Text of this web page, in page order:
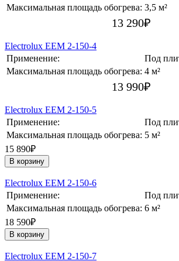
Максимальная площадь обогрева: 3,5 м²
13 290₽
Electrolux EEM 2-150-4
Применение:
Под
Максимальная площадь обогрева: 4 м²
13 990₽
Electrolux EEM 2-150-5
Применение:
Под
Максимальная площадь обогрева: 5 м²
15 890₽
В корзину
Electrolux EEM 2-150-6
Применение:
Под
Максимальная площадь обогрева: 6 м²
18 590₽
В корзину
Electrolux EEM 2-150-7